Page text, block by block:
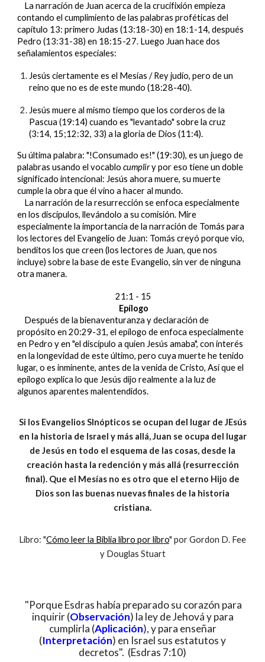
La narración de Juan acerca de la crucifixión empieza
contando el cumplimiento de las palabras proféticas del
capítulo 13: primero Judas (13:18-30) en 18:1-14, después
Pedro (13:31-38) en 18:15-27. Luego Juan hace dos
señalamientos especiales:
Jesús ciertamente es el Mesías / Rey judío, pero de un
reino que no es de este mundo (18:28-40).
Jesús muere al mismo tiempo que los corderos de la
Pascua (19:14) cuando es "levantado" sobre la cruz
(3:14, 15;12:32, 33) a la gloria de Dios (11:4).
Su última palabra: "!Consumado es!" (19:30), es un juego de
palabras usando el vocablocumpliry por eso tiene un doble
significado intencional: Jesús ahora muere, su muerte
cumple la obra que él vino a hacer al mundo.
La narración de la resurrección se enfoca especialmente
en los discípulos, llevándolo a su comisión. Mire
especialmente la importancia de la narración de Tomás para
los lectores del Evangelio de Juan: Tomás creyó porque vio,
benditos los que creen (los lectores de Juan, que nos
incluye) sobre la base de este Evangelio, sin ver de ninguna
otra manera.
21:1 - 15
Epílogo
Después de la bienaventuranza y declaración de
propósito en 20:29-31, el epílogo de enfoca especialmente
en Pedro y en "el discípulo a quien Jesús amaba", con interés
en la longevidad de este último, pero cuya muerte he tenido
lugar, o es inminente, antes de la venida de Cristo, Así que el
epílogo explica lo que Jesús dijo realmente a la luz de
algunos aparentes malentendidos.
Si los Evangelios SInópticos se ocupan del lugar de JEsús
en la historia de Israel y más allá, Juan se ocupa del lugar
de Jesús en todo el esquema de las cosas, desde la
creación hasta la redención y más allá (resurrección
final). Que el Mesías no es otro que el eterno Hijo de
Dios son las buenas nuevas finales de la historia
cristiana.
Libro: "Cómo leer la Biblia libro por libro" por Gordon D. Fee
y Douglas Stuart
"Porque Esdras había preparado su corazón para
inquirir (Observación) la ley de Jehová y para
cumplirla (Aplicación), y para enseñar
(Interpretación) en Israel sus estatutos y
decretos". (Esdras 7:10)